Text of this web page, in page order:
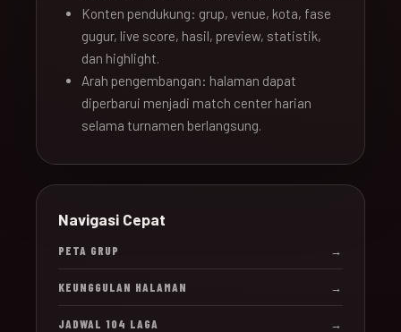
Konten pendukung: grup, venue, kota, fase
gugur, live score, hasil, preview, statistik,
dan highlight.
Arah pengembangan: halaman dapat
diperbarui menjadi match center harian
selama turnamen berlangsung.
Navigasi Cepat
PETA GRUP →
KEUNGGULAN HALAMAN →
JADWAL 104 LAGA →